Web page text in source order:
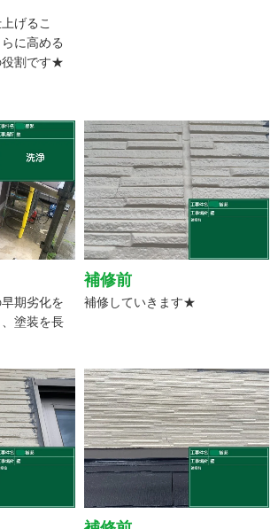
げるこ
に高める
役割です★
期劣化を
塗装を長
補修前
補修していきます★